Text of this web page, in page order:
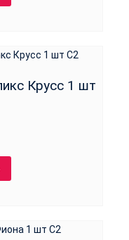
Крусс 1 шт